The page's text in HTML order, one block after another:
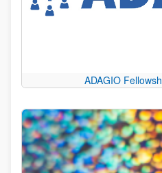
ADAGIO